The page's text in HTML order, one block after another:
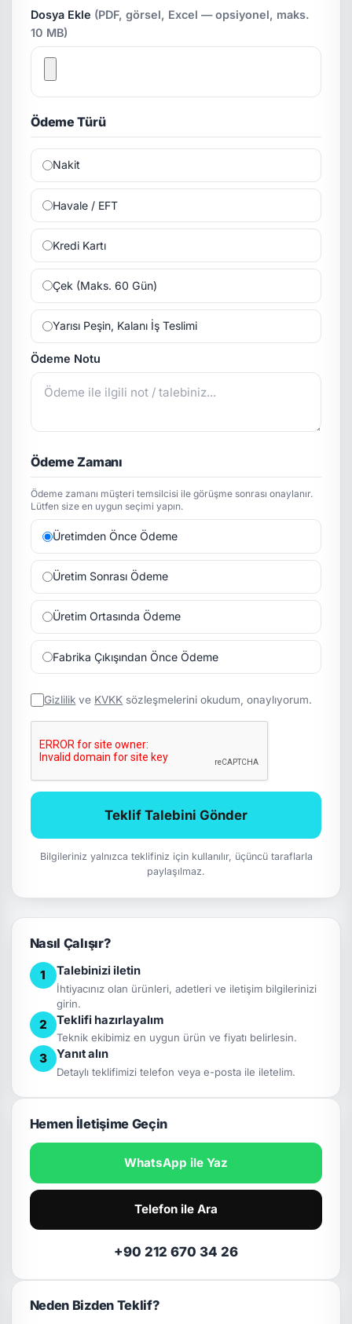
Dosya Ekle (PDF, görsel, Excel — opsiyonel, maks.
10 MB)
Ödeme Türü
Nakit
Havale / EFT
Kredi Kartı
Çek (Maks. 60 Gün)
Yarısı Peşin, Kalanı İş Teslimi
Ödeme Notu
Ödeme Zamanı
Ödeme zamanı müşteri temsilcisi ile görüşme sonrası onaylanır.
Lütfen size en uygun seçimi yapın.
Üretimden Önce Ödeme
Üretim Sonrası Ödeme
Üretim Ortasında Ödeme
Fabrika Çıkışından Önce Ödeme
Gizlilik ve KVKK sözleşmelerini okudum, onaylıyorum.
Teklif Talebini Gönder
Bilgileriniz yalnızca teklifiniz için kullanılır, üçüncü taraflarla
paylaşılmaz.
Nasıl Çalışır?
1 Talebinizi iletin
İhtiyacınız olan ürünleri, adetleri ve iletişim bilgilerinizi
girin.
2 Teklifi hazırlayalım
Teknik ekibimiz en uygun ürün ve fiyatı belirlesin.
3 Yanıt alın
Detaylı teklifimizi telefon veya e-posta ile iletelim.
Hemen İletişime Geçin
WhatsApp ile Yaz
Telefon ile Ara
+90 212 670 34 26
Neden Bizden Teklif?